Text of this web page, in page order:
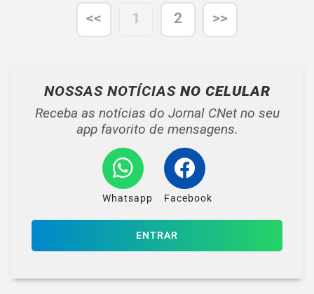
<< 1 2 >>
NOSSAS NOTÍCIAS NO CELULAR
Receba as notícias do Jornal CNet no seu
app favorito de mensagens.
Whatsapp Facebook
ENTRAR